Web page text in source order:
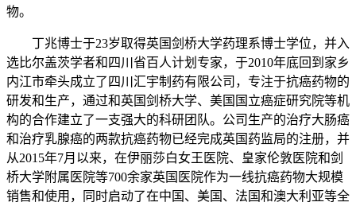
物。
丁兆博士于23岁取得英国剑桥大学药理系博士学位，并入
选比尔盖茨学者和四川省百人计划专家，于2010年底回到家乡
内江市牵头成立了四川汇宇制药有限公司，专注于抗癌药物的
研发和生产，通过和英国剑桥大学、美国国立癌症研究院等机
构的合作建立了一支强大的科研团队。公司生产的治疗大肠癌
和治疗乳腺癌的两款抗癌药物已经完成英国药监局的注册，并
从2015年7月以来，在伊丽莎白女王医院、皇家伦敦医院和剑
桥大学附属医院等700余家英国医院作为一线抗癌药物大规模
销售和使用，同时启动了在中国、美国、法国和澳大利亚等全